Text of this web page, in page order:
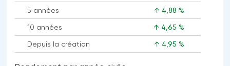
5 années ↑ 4,88 %
10 années ↑ 4,65 %
Depuis la création ↑ 4,95 %